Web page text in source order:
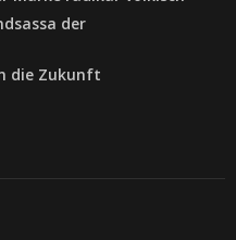
der
die Zukunft